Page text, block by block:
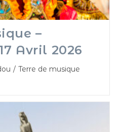
–
Avril 2026
/ Terre de musique